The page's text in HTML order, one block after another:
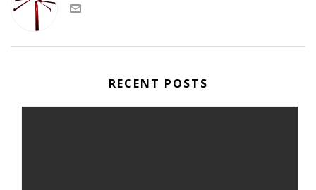
RECENT POSTS